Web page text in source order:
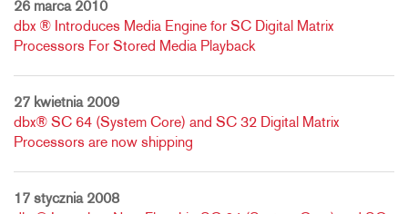
26 marca 2010
dbx ® Introduces Media Engine for SC Digital Matrix
Processors For Stored Media Playback
27 kwietnia 2009
dbx® SC 64 (System Core) and SC 32 Digital Matrix
Processors are now shipping
17 stycznia 2008